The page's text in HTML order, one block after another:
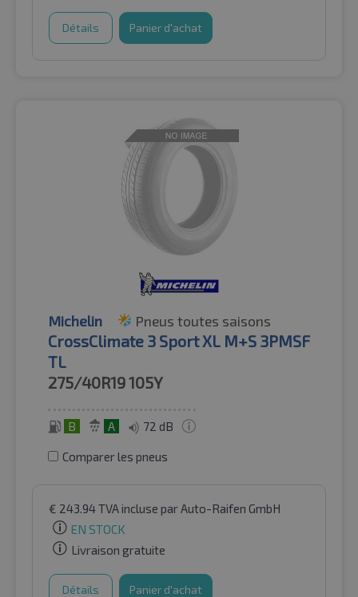
Détails Panier d'achat
Michelin Pneus toutes saisons
CrossClimate 3 Sport XL M+S 3PMSF
TL
275/40R19105Y
B A 72 dB
Comparer les pneus
€ 243.94TVA incluse par Auto-Raifen GmbH
EN STOCK
Livraison gratuite
Détails Panier d'achat